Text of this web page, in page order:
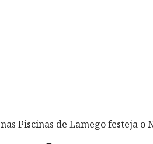
Piscinas de Lamego festeja o